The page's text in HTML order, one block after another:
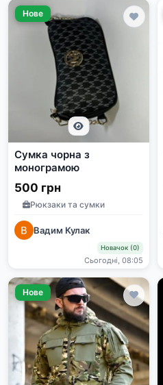
Нове
Сумка чорна з
монограмою
500 грн
Рюкзаки та сумки
Вадим Кулак
Новачок (0)
Сьогодні, 08:05
Нове